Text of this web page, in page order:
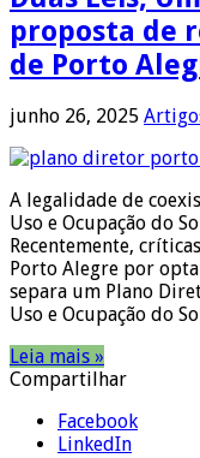
proposta de
de Porto
junho 26, 2025
A legalidade de
Uso e Ocupação do
Recentemente,
Porto Alegre por
separa um Plano
Uso e Ocupação do
Leia mais »
Compartilhar
Facebook
LinkedIn